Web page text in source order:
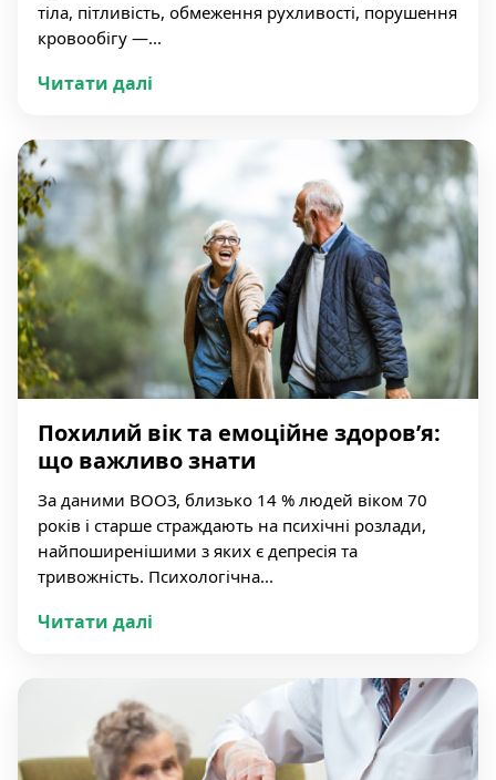
тіла, пітливість, обмеження рухливості, порушення
кровообігу —...
Читати далі
Похилий вік та емоційне здоров’я:
що важливо знати
За даними ВООЗ, близько 14 % людей віком 70
років і старше страждають на психічні розлади,
найпоширенішими з яких є депресія та
тривожність. Психологічна...
Читати далі